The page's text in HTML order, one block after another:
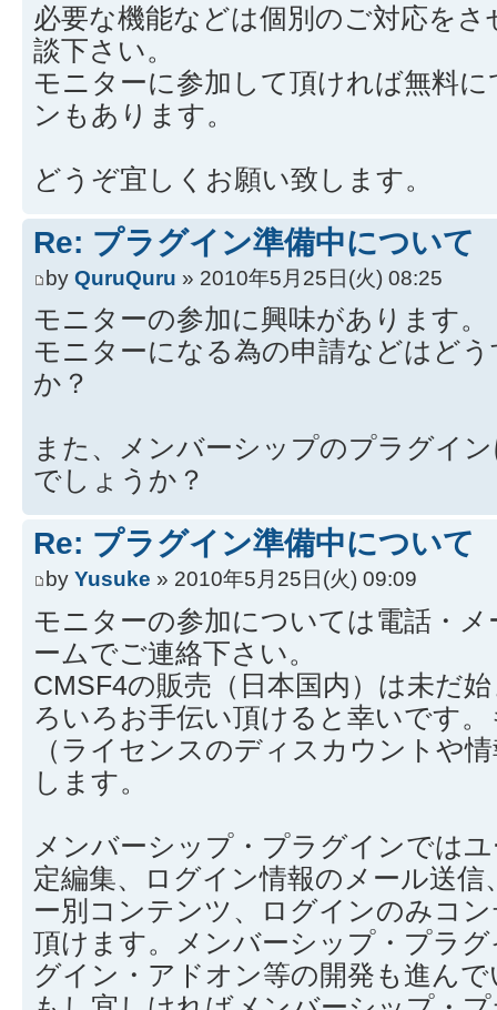
必要な機能などは個別のご対応を
談下さい。
モニターに参加して頂ければ無料
ンもあります。
どうぞ宜しくお願い致します。
Re: プラグイン準備中について
by QuruQuru » 2010年5月25日(火) 08:25
モニターの参加に興味があります。
モニターになる為の申請などはど
か？
また、メンバーシップのプラグイ
でしょうか？
Re: プラグイン準備中について
by Yusuke » 2010年5月25日(火) 09:09
モニターの参加については電話・
ームでご連絡下さい。
CMSF4の販売（日本国内）は未だ
ろいろお手伝い頂けると幸いです
（ライセンスのディスカウントや
します。
メンバーシップ・プラグインでは
定編集、ログイン情報のメール送
ー別コンテンツ、ログインのみコ
頂けます。メンバーシップ・プラ
グイン・アドオン等の開発も進ん